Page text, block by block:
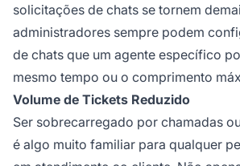
solicitações de chats se tornem
administradores sempre podem
de chats que um agente específico
mesmo tempo ou o comprimento
Volume de Tickets Reduzido
Ser sobrecarregado por chamadas
é algo muito familiar para qualquer